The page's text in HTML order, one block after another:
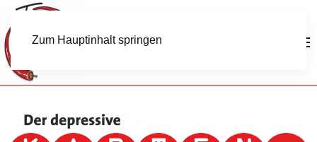
Zum Hauptinhalt springen